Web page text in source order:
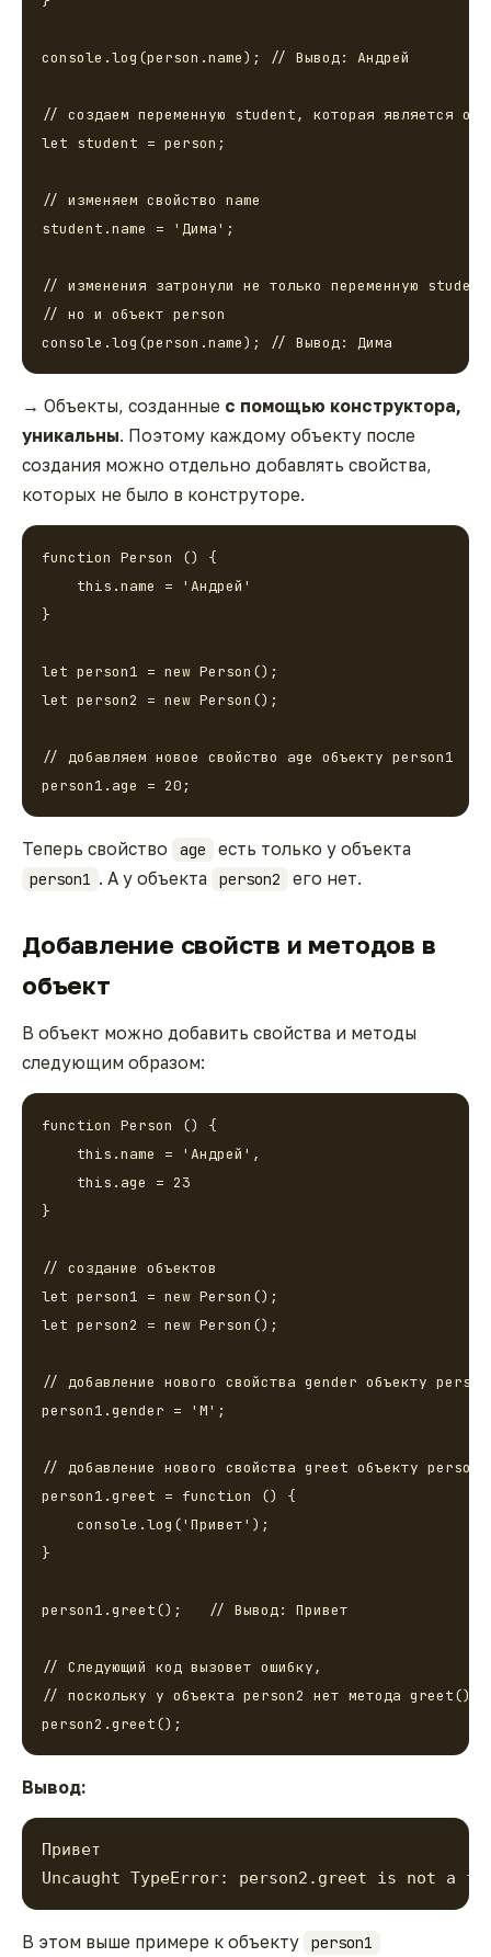
console.log(person.name); // Вывод: Андрей
// создаем переменную student, которая является
let student = person;
// изменяем свойство name
student.name = 'Дима';
// изменения затронули не только переменную
// но и объект person
console.log(person.name); // Вывод: Дима
→ Объекты, созданные с помощью конструктора,
уникальны. Поэтому каждому объекту после
создания можно отдельно добавлять свойства,
которых не было в конструторе.
function Person () {
    this.name = 'Андрей'
}
let person1 = new Person();
let person2 = new Person();
// добавляем новое свойство age объекту person1
person1.age = 20;
Теперь свойство age
есть только у объекта
person1 . А у объекта person2 его нет.
Добавление свойств и методов в
объект
В объект можно добавить свойства и методы
следующим образом:
function Person () {
    this.name = 'Андрей',
    this.age = 23
}
// создание объектов
let person1 = new Person();
let person2 = new Person();
// добавление нового свойства gender объекту
person1.gender = 'М';
// добавление нового свойства greet объекту person
person1.greet = function () {
    console.log('Привет');
}
person1.greet();   // Вывод: Привет
// Следующий код вызовет ошибку,
// поскольку у объекта person2 нет метода greet()
person2.greet();
Вывод:
Привет
Uncaught TypeError: person2.greet is not a
В этом выше примере к объекту person1